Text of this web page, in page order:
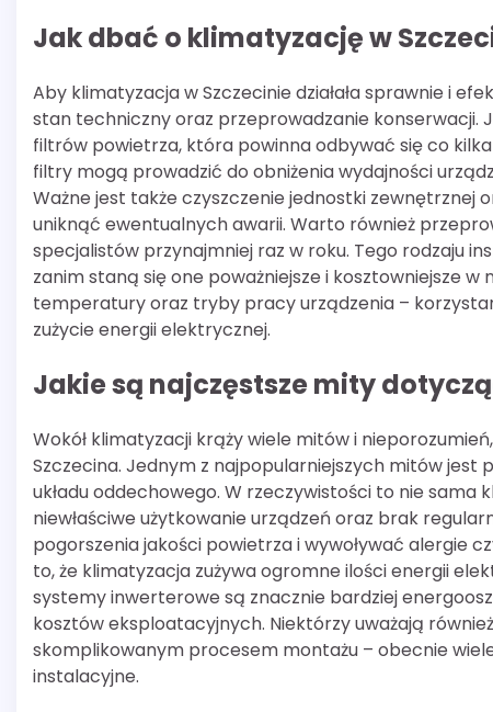
Jak dbać o klimatyzację w
Aby klimatyzacja w Szczecinie działała sprawnie i
stan techniczny oraz przeprowadzanie
filtrów powietrza, która powinna odbywać się co
filtry mogą prowadzić do obniżenia wydajności
Ważne jest także czyszczenie jednostki zewnętrznej
uniknąć ewentualnych awarii. Warto również
specjalistów przynajmniej raz w roku. Tego rodzaju
zanim staną się one poważniejsze i kosztowniejsze
temperatury oraz tryby pracy urządzenia –
zużycie energii elektrycznej.
Jakie są najczęstsze mity
Wokół klimatyzacji krąży wiele mitów i
Szczecina. Jednym z najpopularniejszych mitów
układu oddechowego. W rzeczywistości to nie
niewłaściwe użytkowanie urządzeń oraz brak
pogorszenia jakości powietrza i wywoływać alergie
to, że klimatyzacja zużywa ogromne ilości energii
systemy inwerterowe są znacznie bardziej
kosztów eksploatacyjnych. Niektórzy uważają
skomplikowanym procesem montażu – obecnie
instalacyjne.